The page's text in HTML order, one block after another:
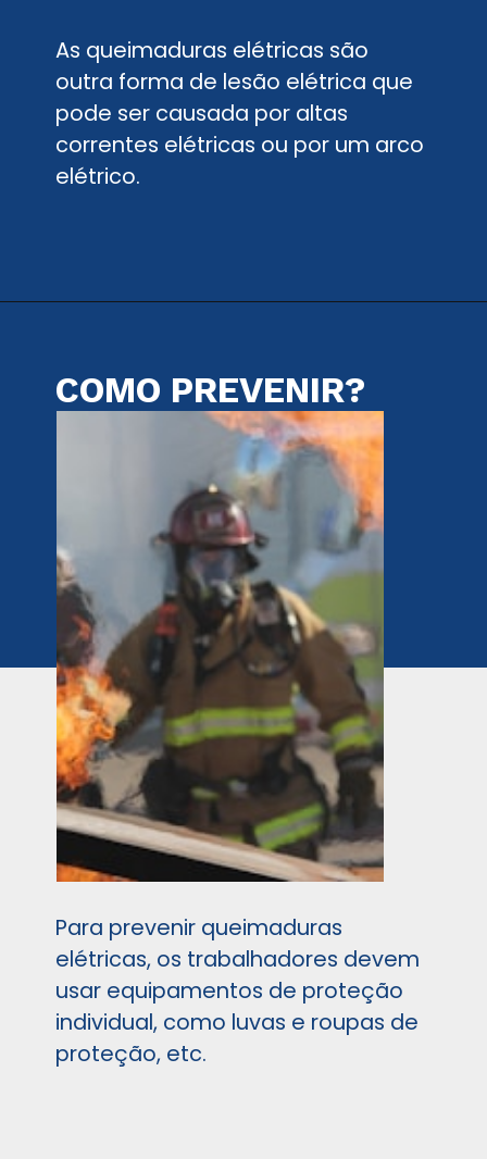
As queimaduras elétricas são
outra forma de lesão elétrica que
pode ser causada por altas
correntes elétricas ou por um arco
elétrico.
Para prevenir queimaduras
elétricas, os trabalhadores devem
usar equipamentos de proteção
individual, como luvas e roupas de
proteção, etc.
COMO PREVENIR?